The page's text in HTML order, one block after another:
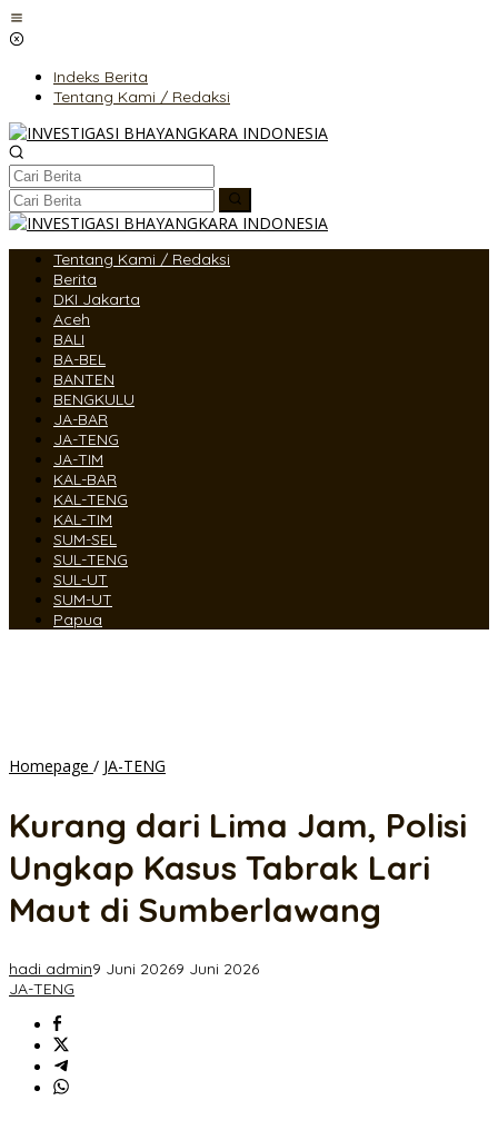
Lewati
ke
Indeks Berita
Tentang Kami / Redaksi
Tentang Kami / Redaksi
Berita
DKI Jakarta
Aceh
BALI
BA-BEL
BANTEN
BENGKULU
JA-BAR
JA-TENG
JA-TIM
KAL-BAR
KAL-TENG
KAL-TIM
SUM-SEL
SUL-TENG
SUL-UT
SUM-UT
Papua
Homepage / JA-TENG
Jam,
Ungkap
Tabrak
di
Kurang dari Lima Jam, Polisi
Ungkap Kasus Tabrak Lari
Maut di Sumberlawang
hadi admin9 Juni 20269 Juni 2026
JA-TENG